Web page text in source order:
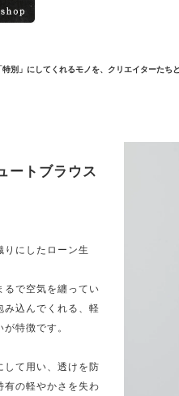
別」にしてくれるモノを、クリエイターたち
ートブラウス
りにしたローン生
るで空気を纏ってい
み込んでくれる、軽
特徴です。
して用い、透けを防
有の軽やかさを失わ